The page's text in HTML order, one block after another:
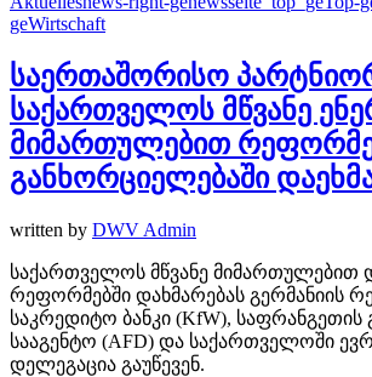
geWirtschaft
საერთაშორისო
საქართველოს მწვანე
მიმართულებით
განხორციელებაში
written by DWV Admin
საქართველოს მწვანე მიმართულებით
რეფორმებში დახმარებას გერმანიის
საკრედიტო ბანკი (KfW), საფრანგეთის
სააგენტო (AFD) და საქართველოში
დელეგაცია გაუწევენ.